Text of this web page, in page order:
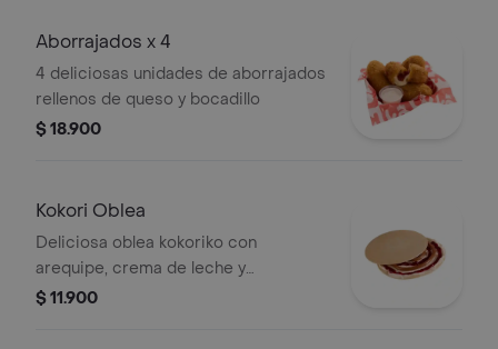
Aborrajados x 4
4 deliciosas unidades de aborrajados
rellenos de queso y bocadillo
$ 18.900
Kokori Oblea
Deliciosa oblea kokoriko con
arequipe, crema de leche y
mermelada de mora.
$ 11.900